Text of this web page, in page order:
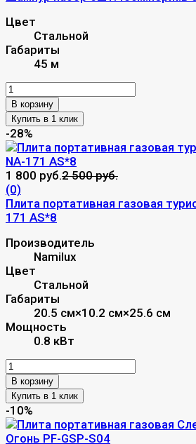
Цвет
Стальной
Габариты
45 м
В корзину
-28%
1 800 руб.2 500 руб.
(0)
Плита портативная газовая
171 АS*8
Производитель
Namilux
Цвет
Стальной
Габариты
20.5 см×10.2 см×25.6 см
Мощность
0.8 кВт
В корзину
-10%